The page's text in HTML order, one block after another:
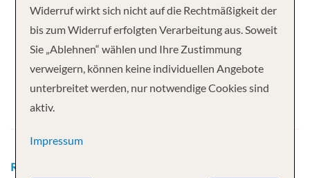
Ihre Kreuzfahrt
8 NächteZimbabwean Dream
Abfahrt
Route
Widerruf wirkt sich nicht auf die Rechtmäßigkeit der
bis zum Widerruf erfolgten Verarbeitung aus. Soweit
Sie „Ablehnen“ wählen und Ihre Zustimmung
verweigern, können keine individuellen Angebote
unterbreitet werden, nur notwendige Cookies sind
aktiv.
Impressum